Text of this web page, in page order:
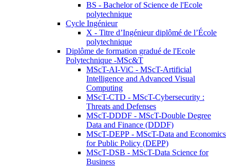
BS - Bachelor of Science de l'Ecole
polytechnique
Cycle Ingénieur
X - Titre d’Ingénieur diplômé de l’École
polytechnique
Diplôme de formation gradué de l'Ecole
Polytechnique -MSc&T
MScT-AI-ViC - MScT-Artificial
Intelligence and Advanced Visual
Computing
MScT-CTD - MScT-Cybersecurity :
Threats and Defenses
MScT-DDDF - MScT-Double Degree
Data and Finance (DDDF)
MScT-DEPP - MScT-Data and Economics
for Public Policy (DEPP)
MScT-DSB - MScT-Data Science for
Business